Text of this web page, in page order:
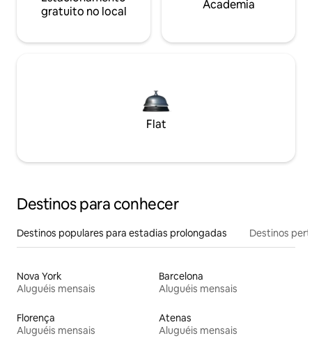
gratuito no local
Academia
Flat
Destinos para conhecer
Destinos populares para estadias prolongadas Destinos
Nova York
Aluguéis mensais
Barcelona
Aluguéis mensais
Florença
Aluguéis mensais
Atenas
Aluguéis mensais